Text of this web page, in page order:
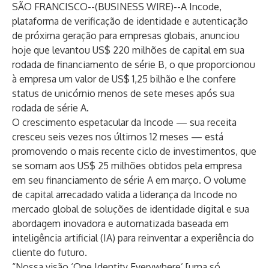
SÃO FRANCISCO--(BUSINESS WIRE)--A Incode,
plataforma de verificação de identidade e autenticação
de próxima geração para empresas globais, anunciou
hoje que levantou US$ 220 milhões de capital em sua
rodada de financiamento de série B, o que proporcionou
à empresa um valor de US$ 1,25 bilhão e lhe confere
status de unicórnio menos de sete meses após sua
rodada de série A.
O crescimento espetacular da Incode — sua receita
cresceu seis vezes nos últimos 12 meses — está
promovendo o mais recente ciclo de investimentos, que
se somam aos US$ 25 milhões obtidos pela empresa
em seu financiamento de série A em março. O volume
de capital arrecadado valida a liderança da Incode no
mercado global de soluções de identidade digital e sua
abordagem inovadora e automatizada baseada em
inteligência artificial (IA) para reinventar a experiência do
cliente do futuro.